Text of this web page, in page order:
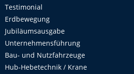
Testimonial
Erdbewegung
Jubiläumsausgabe
Unternehmensführung
Bau- und Nutzfahrzeuge
Hub-Hebetechnik / Krane